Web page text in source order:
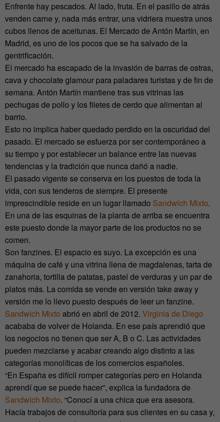
Enfrente hay pescados. Al lado, fruta. En el pasillo de atrás
venden carne y, nada más entrar, una vidriera muestra unos
cubos llenos de aceitunas. El Mercado de Antón Martín, en
Madrid, es uno de los pocos que se ha salvado de la
gentrificación.
El mercado ha escapado de la invasión de barras de ostras,
cava y chocolate glamour para paladares turistas y de fin de
semana. Antón Martín mantiene tras sus vitrinas las
pechugas de pollo y los filetes de cerdo que alimentan al
barrio.
Esto no implica haber quedado perdido en la oscuridad del
pasado. El mercado se esfuerza por ser contemporáneo a
su tiempo y por establecer un balance entre las nuevas
tendencias y la tradición que nunca dañó a nadie.
El pasado vigente se conserva en los puestos de toda la
vida, con sus tenderos de siempre. El presente
imprescindible reside en un lugar llamado Sandwich Mixto.
En una de las esquinas de la planta de arriba se encuentra
este puesto donde la mayor parte de los productos no se
comen.
Son fanzines. El espacio es suyo. La excepción es una
máquina de café y una vitrina llena de magdalenas, tarta de
zanahoria, tortilla de patatas, pastel de verduras y un par de
platos más. La comida se vende en versión take away y
versión me lo llevo puesto después de leer un fanzine.
Sandwich Mixto abrió en abril de 2012. Virginia de Diego
acababa de volver de Holanda. En ese país aprendió que
los negocios no tienen que ser A, B o C. Las actividades
pueden mezclarse y acabar creando algo distinto a las
categorías monolíticas de los comercios españoles.
“En España es difícil romper categorías pero en Holanda
aprendí que se puede hacer”, explica la fundadora de
Sandwich Mixto. “Conocí a una chica que era asesora.
Hacía trabajos de consultoría para sus clientes en su casa y,